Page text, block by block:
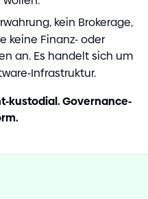
kein Brokerage,
keine Finanz-oder
an. Es handelt sich um
-Infrastruktur.
-kustodial. Governance-